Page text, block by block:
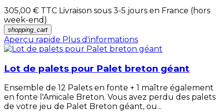
305,00 € TTC Livraison sous 3-5 jours en France (hors
week-end)
shopping_cart
Aperçu rapide Plus d'informations
Lot de palets pour Palet breton géant
Ensemble de 12 Palets en fonte + 1 maître également
en fonte l'Amicale Breton. Vous avez perdu des palets
de votre jeu de Palet Breton géant, ou...